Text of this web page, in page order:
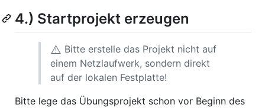
4.) Startprojekt erzeugen
⚠️ Bitte erstelle das Projekt nicht auf
einem Netzlaufwerk, sondern direkt
auf der lokalen Festplatte!
Bitte lege das Übungsprojekt schon vor Beginn des